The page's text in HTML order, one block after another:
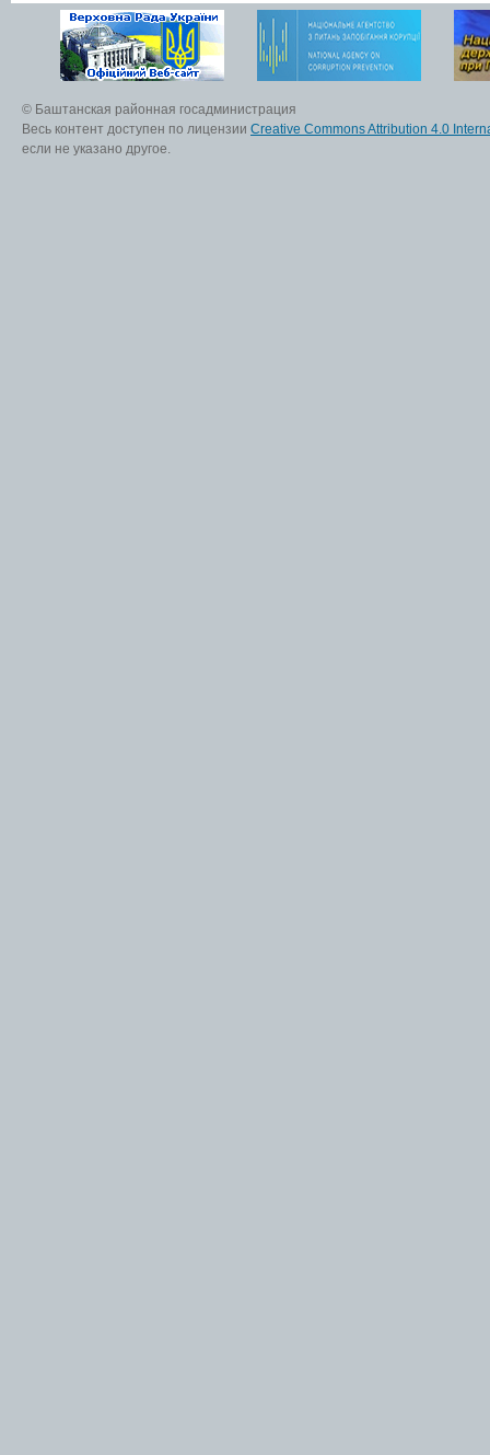
© Баштанская районная госадминистрация
Весь контент доступен по лицензии Creative Commons Attribution 4.0
если не указано другое.